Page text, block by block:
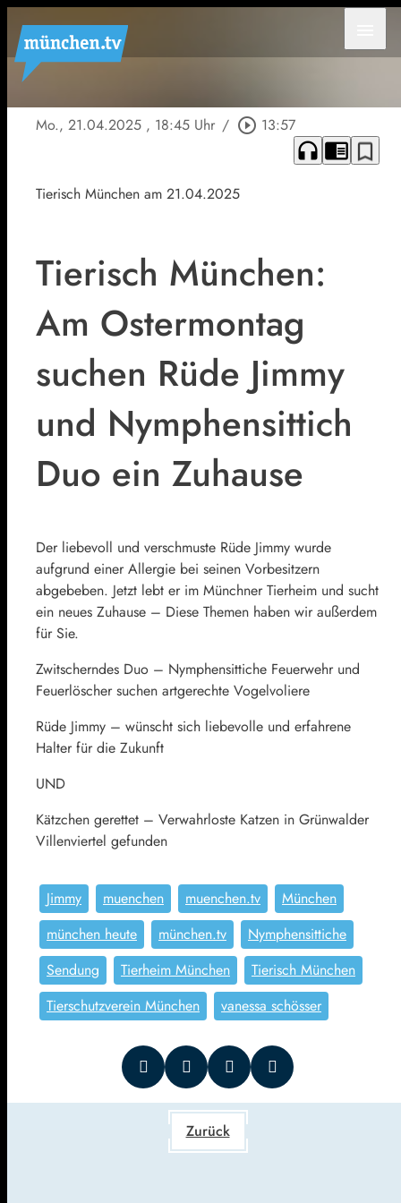
Mo., 21.04.2025 , 18:45 Uhr / play_circle_outline 13:57
headphones chrome_reader_mode bookmark_border
Tierisch München am 21.04.2025
Tierisch München:
Am Ostermontag
suchen Rüde Jimmy
und Nymphensittich
Duo ein Zuhause
Der liebevoll und verschmuste Rüde Jimmy wurde
aufgrund einer Allergie bei seinen Vorbesitzern
abgebeben. Jetzt lebt er im Münchner Tierheim und sucht
ein neues Zuhause – Diese Themen haben wir außerdem
für Sie.
Zwitscherndes Duo – Nymphensittiche Feuerwehr und
Feuerlöscher suchen artgerechte Vogelvoliere
Rüde Jimmy – wünscht sich liebevolle und erfahrene
Halter für die Zukunft
UND
Kätzchen gerettet – Verwahrloste Katzen in Grünwalder
Villenviertel gefunden
Jimmy muenchen muenchen.tv
München
münchen heute
münchen.tv
Nymphensittiche
Sendung
Tierheim München
Tierisch München
Tierschutzverein München
vanessa schösser
Zurück